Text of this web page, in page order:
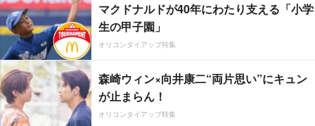
マクドナルドが40年にわたり支える「小学
生の甲子園」
オリコンタイアップ特集
森崎ウィン×向井康二“両片思い”にキュン
が止まらん！
オリコンタイアップ特集